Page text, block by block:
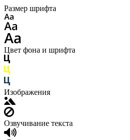
Размер шрифта
Цвет фона и шрифта
Изображения
Озвучивание текста